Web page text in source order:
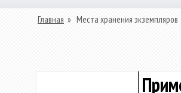
Главная » Места хранения экземпляров